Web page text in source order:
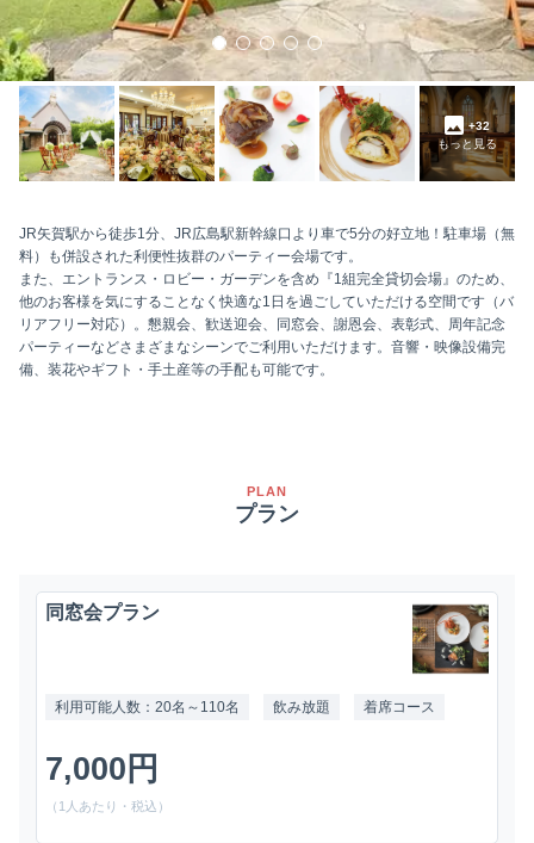
+32
もっと見る
JR矢賀駅から徒歩1分、JR広島駅新幹線口より車で5分の好立地！駐車場（無
料）も併設された利便性抜群のパーティー会場です。
また、エントランス・ロビー・ガーデンを含め『1組完全貸切会場』のため、
他のお客様を気にすることなく快適な1日を過ごしていただける空間です（バ
リアフリー対応）。懇親会、歓送迎会、同窓会、謝恩会、表彰式、周年記念
パーティーなどさまざまなシーンでご利用いただけます。音響・映像設備完
備、装花やギフト・手土産等の手配も可能です。
PLAN
プラン
同窓会プラン
利用可能人数：20名～110名 飲み放題 着席コース
7,000円
（1人あたり・税込）